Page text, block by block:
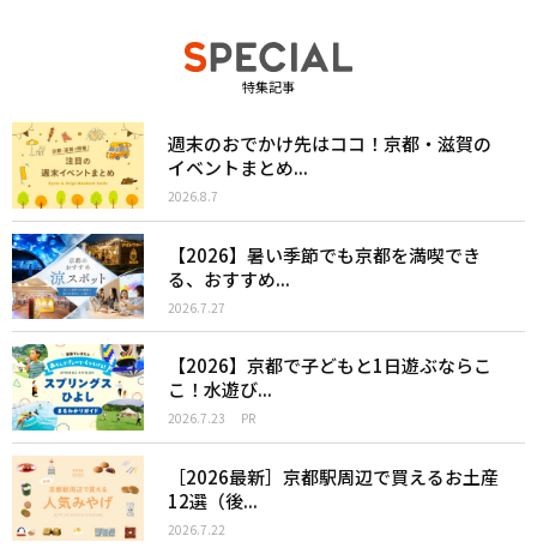
特集記事
週末のおでかけ先はココ！京都・滋賀の
イベントまとめ...
2026.8.7
【2026】暑い季節でも京都を満喫でき
る、おすすめ...
2026.7.27
【2026】京都で子どもと1日遊ぶならこ
こ！水遊び...
2026.7.23 PR
［2026最新］京都駅周辺で買えるお土産
12選（後...
2026.7.22